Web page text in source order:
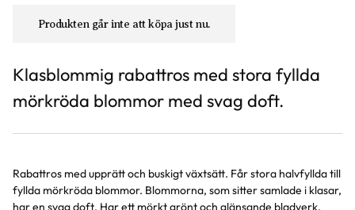
Produkten går inte att köpa just nu.
Klasblommig rabattros med stora fyllda
mörkröda blommor med svag doft.
Rabattros med upprätt och buskigt växtsätt. Får stora halvfyllda till
fyllda mörkröda blommor. Blommorna, som sitter samlade i klasar,
har en svag doft. Har ett mörkt grönt och glänsande bladverk.